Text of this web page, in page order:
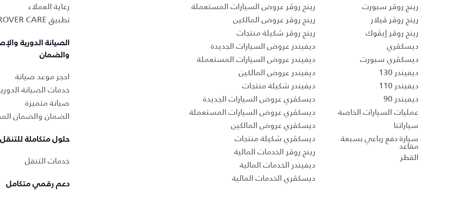
رينج روڤر سبورت
رينج روڤر ڤيلار
رينج روڤر إيڤوك
ديسكڤري
ديسكڤري سبورت
ديفيندر 130
ديفيندر 110
ديفيندر 90
عمليات السيارات الخاصة
سياراتنا
سيارة دفع رباعي بسبعة
مقاعد
القطر
رينج روڤر عروض السيارات المستعملة
رينج روڤر عروض المالكين
رينج روڤر شكيلة منتجات
ديفيندر عروض السيارات الجديدة
ديفيندر عروض السيارات المستعملة
ديفيندر عروض المالكين
ديفيندر شكيلة منتجات
ديسكڤري عروض السيارات الجديدة
ديسكڤري عروض السيارات المستعملة
ديسكڤري عروض المالكين
ديسكڤري شكيلة منتجات
رينج روڤر الخدمات المالية
ديفيندر الخدمات المالية
ديسكڤري الخدمات المالية
رعاية العملاء
تطبيق LAND ROVER CARE
الصيانة الدورية
والضمان
احجز موعد صيانة
خدمات الصيانة
صيانة متميزة
الضمان والضمان
حلول متكاملة للتنقل
خدمات التنقل
دعم رقمي متكامل